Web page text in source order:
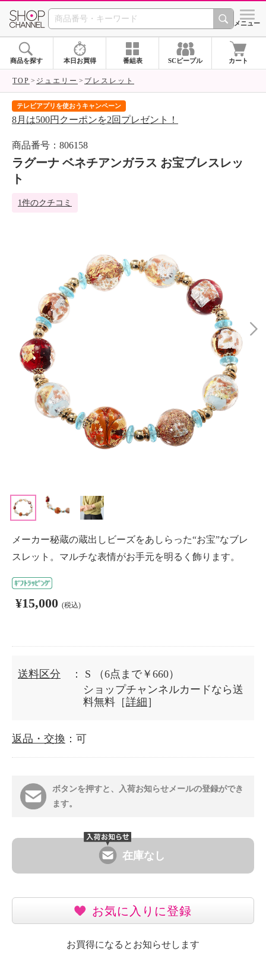
SHOP CHANNEL シメニュー
商品を探す 本日お買得 番組表 SCピープル カート
TOP ジュエリー ブレスレット
テレビアプリを使おうキャンペーン
8月は500円クーポンを2回プレゼント！
商品番号：806158
ラグーナ ベネチアンガラス お宝ブレスレッ
ト
1件のクチコミ
メーカー秘蔵の蔵出しビーズをあしらった“お宝”なブレ
スレット。マルチな表情がお手元を明るく飾ります。
¥15,000 (税込)
送料区分 ： S
（6点まで￥660）
ショップチャンネルカードなら送
料無料［詳細 ］
返品・交換 ：可
ボタンを押すと、入荷お知らせメールの登録ができ
ます。
在庫なし
お気に入りに登録
お買得になるとお知らせします